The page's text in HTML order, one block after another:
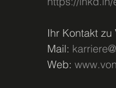
Ihr Kontakt
Mail:
Web: